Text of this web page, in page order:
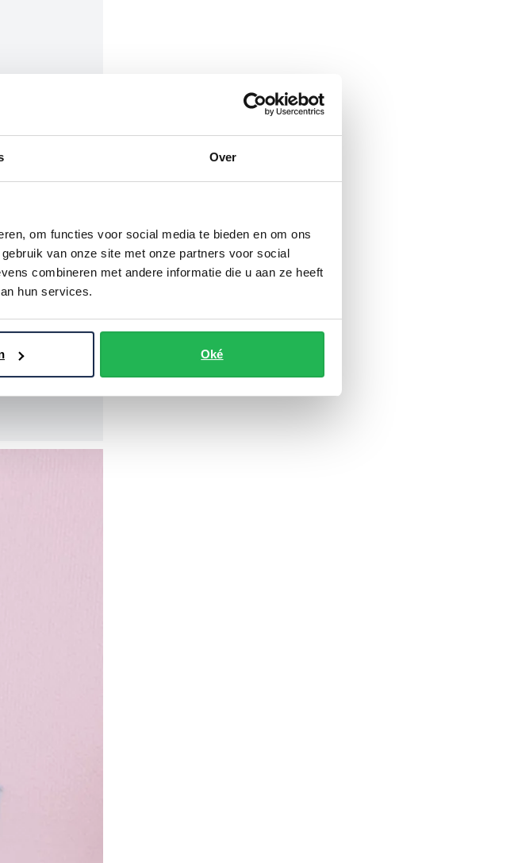
Over
om functies voor social media te bieden en om ons
van onze site met onze partners voor social
combineren met andere informatie die u aan ze heeft
hun services.
Oké